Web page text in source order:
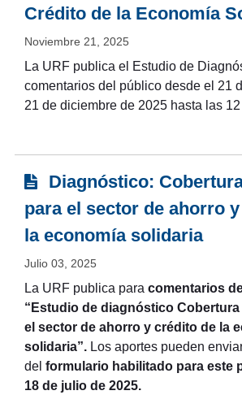
Crédito de la Economía
Noviembre 21, 2025
La URF publica el Estudio de
comentarios del público desde el 21
21 de diciembre de 2025 hasta las
Diagnóstico:
para el sector de ahorro
la economía solidaria
Julio 03, 2025
La URF publica para comentarios
“Estudio de diagnóstico
el sector de ahorro y crédito de la
solidaria”. Los aportes pueden
del formulario habilitado para este
18 de julio de 2025.